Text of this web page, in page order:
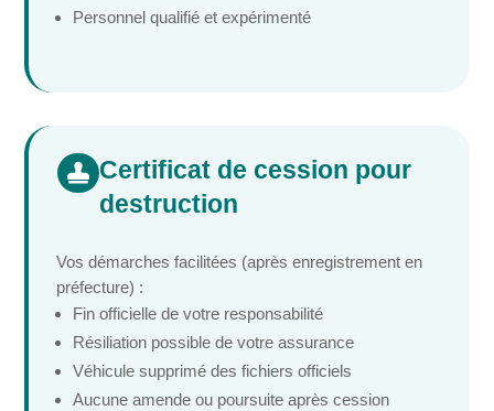
Personnel qualifié et expérimenté
 Certificat de cession pour
destruction
Vos démarches facilitées (après enregistrement en
préfecture) :
Fin officielle de votre responsabilité
Résiliation possible de votre assurance
Véhicule supprimé des fichiers officiels
Aucune amende ou poursuite après cession